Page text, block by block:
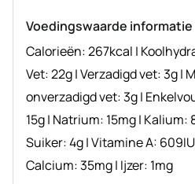
Voedingswaarde
Calorieën:267kcal |
Vet:22g|Verzadigd vet:3g|
onverzadigd vet:3g|
15g| Natrium: 15mg| Kalium:
Suiker:4g|Vitamine A: 609IU
Calcium:35mg| Ijzer: 1mg